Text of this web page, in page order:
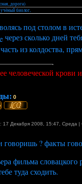
)
биолог,
под столом в
через сколько дней
из колдоства,
человеческой крови
0
17 Декабря 2008, 15:47, Среда |
говоришь ? факты
фильма
туда сходить.